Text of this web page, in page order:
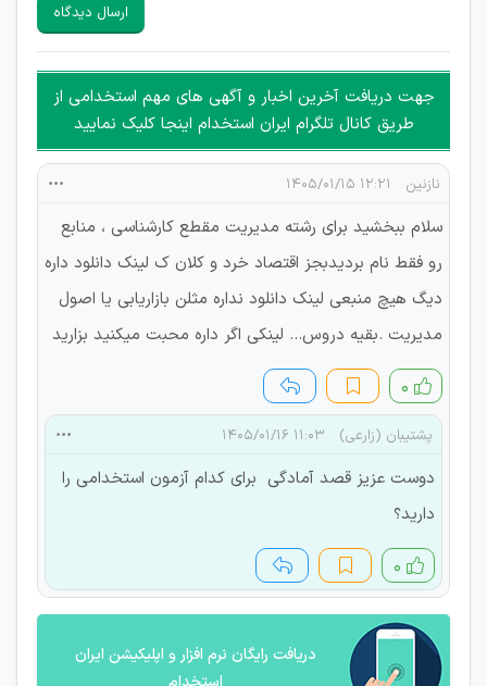
هرگونه تحریک، تحقیر و کنایه به سایر افراد (مسئول و غیر مسئول)
غیر مجاز می باشد.
امکان هماهنگی برای هرگونه ملاقات حضوری چه به صورت دسته
جمعی و چه فردی توسط کاربران سایت وجود ندارد.
ارسال دیدگاه
جهت دریافت آخرین اخبار و آگهی های مهم استخدامی از
طریق کانال تلگرام ایران استخدام اینجا کلیک نمایید
نازنین ۱۲:۲۱ ۱۴۰۵/۰۱/۱۵
سلام ببخشید برای رشته مدیریت مقطع کارشناسی ، منابع
رو فقط نام بردیدبجز اقتصاد خرد و کلان ک لینک دانلود داره
دیگ هیچ منبعی لینک دانلود نداره مثلن بازاریابی یا اصول
مدیریت .بقیه دروس... لینکی اگر داره محبت میکنید بزارید
۰
پشتیبان (زارعی) ۱۱:۰۳ ۱۴۰۵/۰۱/۱۶
دوست عزیز قصد آمادگی برای کدام آزمون استخدامی را
دارید؟
۰
دریافت رایگان نرم افزار و اپلیکیشن ایران